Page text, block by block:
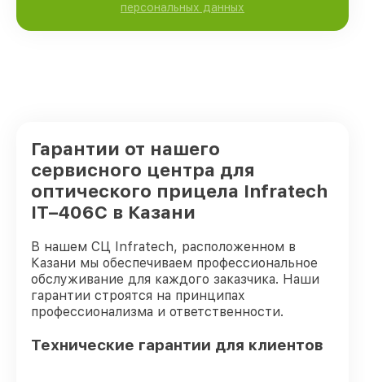
персональных данных
Гарантии от нашего
сервисного центра для
оптического прицела Infratech
IT–406С в Казани
В нашем СЦ Infratech, расположенном в
Казани мы обеспечиваем профессиональное
обслуживание для каждого заказчика. Наши
гарантии строятся на принципах
профессионализма и ответственности.
Технические гарантии для клиентов